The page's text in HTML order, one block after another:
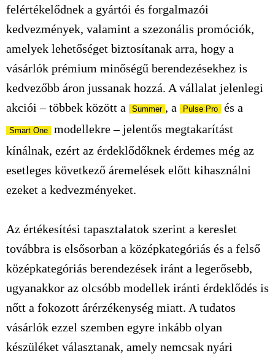
felértékelődnek a gyártói és forgalmazói
kedvezmények, valamint a szezonális promóciók,
amelyek lehetőséget biztosítanak arra, hogy a
vásárlók prémium minőségű berendezésekhez is
kedvezőbb áron jussanak hozzá. A vállalat jelenlegi
akciói – többek között a
Summer , a Pulse Pro és a
Smart One
modellekre – jelentős megtakarítást
kínálnak, ezért az érdeklődőknek érdemes még az
esetleges következő áremelések előtt kihasználni
ezeket a kedvezményeket.
Az értékesítési tapasztalatok szerint a kereslet
továbbra is elsősorban a középkategóriás és a felső
középkategóriás berendezések iránt a legerősebb,
ugyanakkor az olcsóbb modellek iránti érdeklődés is
nőtt a fokozott árérzékenység miatt. A tudatos
vásárlók ezzel szemben egyre inkább olyan
készüléket választanak, amely nemcsak nyári